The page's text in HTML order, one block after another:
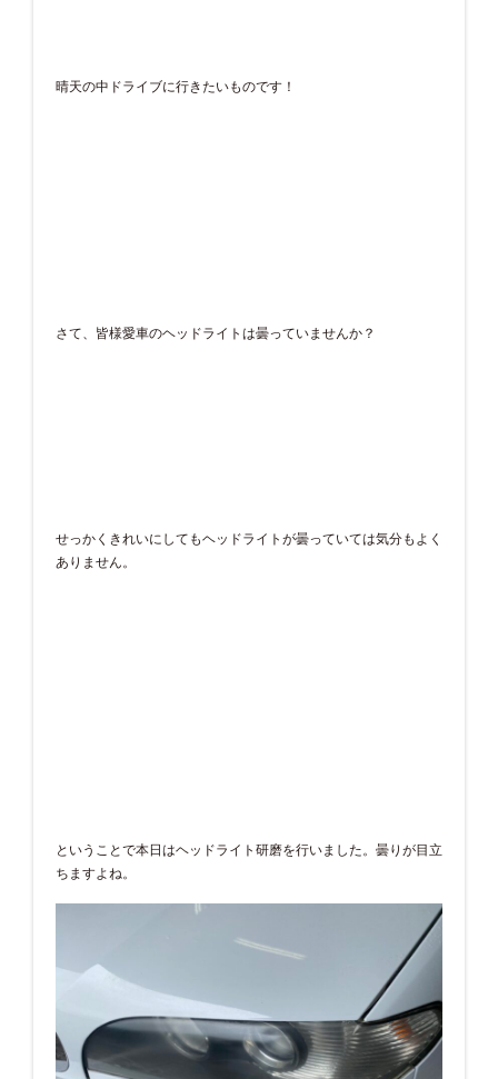
晴天の中ドライブに行きたいものです！
さて、皆様愛車のヘッドライトは曇っていませんか？
せっかくきれいにしてもヘッドライトが曇っていては気分もよく
ありません。
ということで本日はヘッドライト研磨を行いました。曇りが目立
ちますよね。